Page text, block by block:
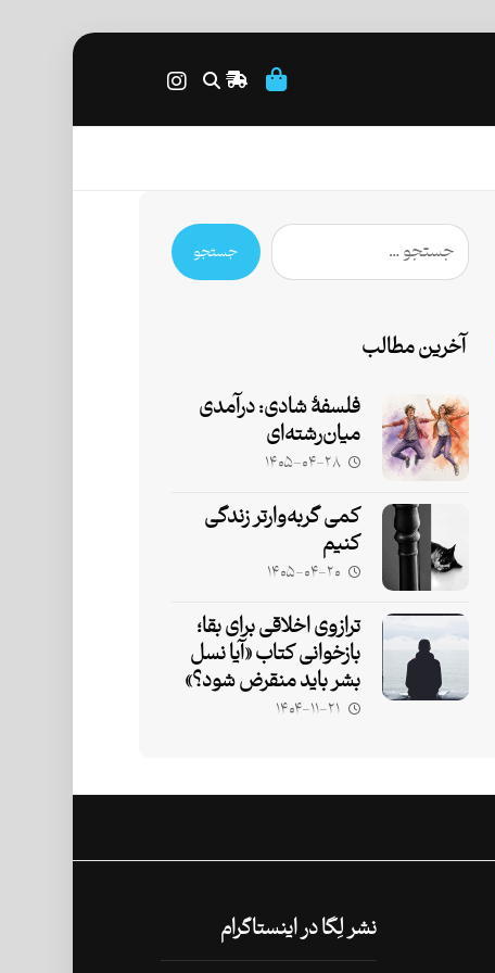
جستجو
آخرین مطالب
فلسفۀ شادی: درآمدی
میان‌رشته‌ای
۱۴۰۵-۰۴-۲۸
کمی گربه‌وارتر زندگی
کنیم
۱۴۰۵-۰۴-۲۰
ترازوی اخلاقی برای بقا؛
بازخوانی کتاب «آیا نسل
بشر باید منقرض شود؟»
۱۴۰۴-۱۱-۲۱
نشر لِگا در اینستاگرام